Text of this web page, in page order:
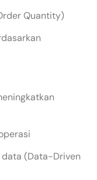
Quantity)
data (Data-Driven